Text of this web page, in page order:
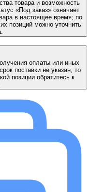
товара и возможность
«Под заказ» означает
в настоящее время; по
позиций можно уточнить
оплаты или иных
поставки не указан, то
позиции обратитесь к